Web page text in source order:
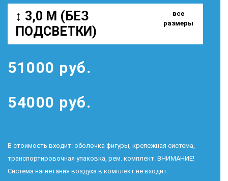
↕ 3,0 М (БЕЗ
ПОДСВЕТКИ)
все
размеры
51000 руб.
54000 руб.
В стоимость входит: оболочка фигуры, крепежная система,
транспортировочная упаковка, рем. комплект. ВНИМАНИЕ!
Система нагнетания воздуха в комплект не входит.